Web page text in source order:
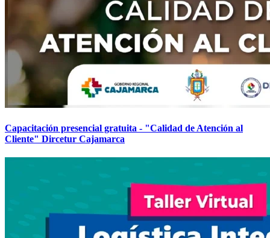
Capacitación presencial gratuita - "Calidad de Atención al
Cliente" Dircetur Cajamarca